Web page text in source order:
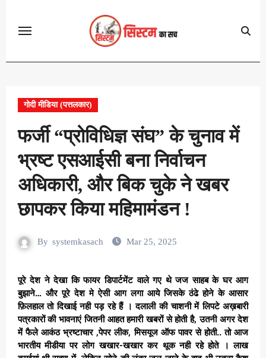
गोदी मीडिया (पत्तलकार)
फर्जी “प्रोविधिज्ञ संघ” के चुनाव में
भ्रष्ट एसआईसी बना निर्वाचन
अधिकारी, और बिक चुके ने खबर
छापकर किया महिमामंडन !
By systemkasach Mar 25, 2025
पूरे देश ने देखा कि फायर डिपार्टमेंट वाले गए थे जज साहब के घर आग
बुझाने… और पूरे देश मे ऐसी आग लगा आये जिसके ठंढे होने के आसार
फ़िलहाल तो दिखाई नही पड़ रहे हैं । दलाली की चाशनी में लिपटे अख़बारी
पत्रकारों की भावनाएं जितनी आहत हमारी खबरों से होती है, उतनी अगर देश
में फैले आकंठ भ्रष्टाचार ,पेपर लीक, मिसयूज ऑफ पावर से होती.. तो आज
भारतीय मीडीया पर लोग खखार-खखार कर थूक नही रहे होते । लाख